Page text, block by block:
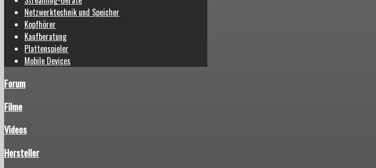
Netzwerktechnik und Speicher
Kopfhörer
Kaufberatung
Plattenspieler
Mobile Devices
Forum
Filme
Videos
Hersteller